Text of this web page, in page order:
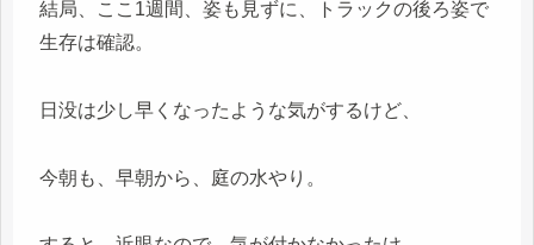
結局、ここ1週間、姿も見ずに、トラックの後ろ姿で
生存は確認。
日没は少し早くなったような気がするけど、
今朝も、早朝から、庭の水やり。